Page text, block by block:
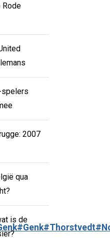
#Genk#Thorstvedt
Rode
spelers
2007
qua
is de